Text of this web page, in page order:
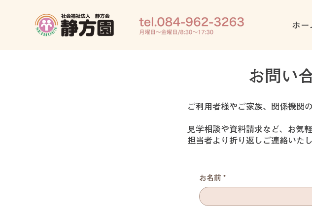
ホー
お問い
ご利用者様やご家族、関係機関の
見学相談や資料請求など、お気
担当者より折り返しご連絡いたし
お名前 *